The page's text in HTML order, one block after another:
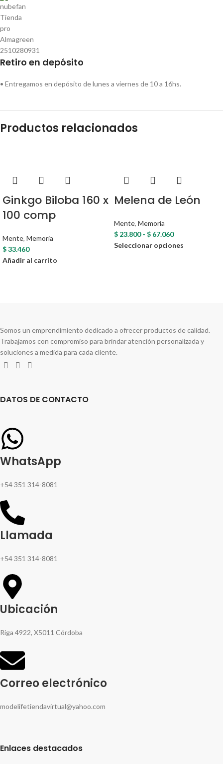
Retiro en depósito
• Entregamos en depósito de lunes a viernes de 10 a 16hs.
Productos relacionados
Ginkgo Biloba 160 x
100 comp
Mente, Memoria
$33.460
Añadir al carrito
Melena de León
Mente, Memoria
$ 23.800 - $ 67.060
Seleccionar opciones
Somos un emprendimiento dedicado a ofrecer productos de calidad.
Trabajamos con compromiso para brindar atención personalizada y
soluciones a medida para cada cliente.
DATOS DE CONTACTO
WhatsApp
+54 351 314-8081
Llamada
+54 351 314-8081
Ubicación
Riga 4922, X5011 Córdoba
Correo electrónico
modelifetiendavirtual@yahoo.com
Enlaces destacados